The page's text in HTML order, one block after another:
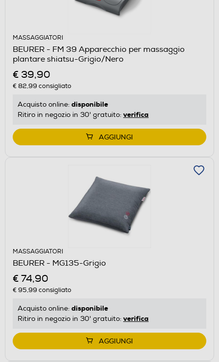
MASSAGGIATORI
BEURER - FM 39 Apparecchio per massaggio
plantare shiatsu-Grigio/Nero
€ 39,90
€ 82,99 consigliato
Acquisto online: disponibile
Ritiro in negozio in 30' gratuito: verifica
AGGIUNGI
MASSAGGIATORI
BEURER - MG135-Grigio
€ 74,90
€ 95,99 consigliato
Acquisto online: disponibile
Ritiro in negozio in 30' gratuito: verifica
AGGIUNGI